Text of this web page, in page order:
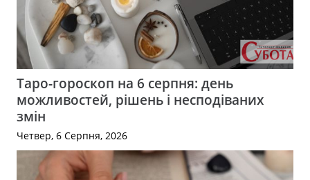
Таро-гороскоп на 6 серпня: день
можливостей, рішень і несподіваних
змін
Четвер, 6 Серпня, 2026